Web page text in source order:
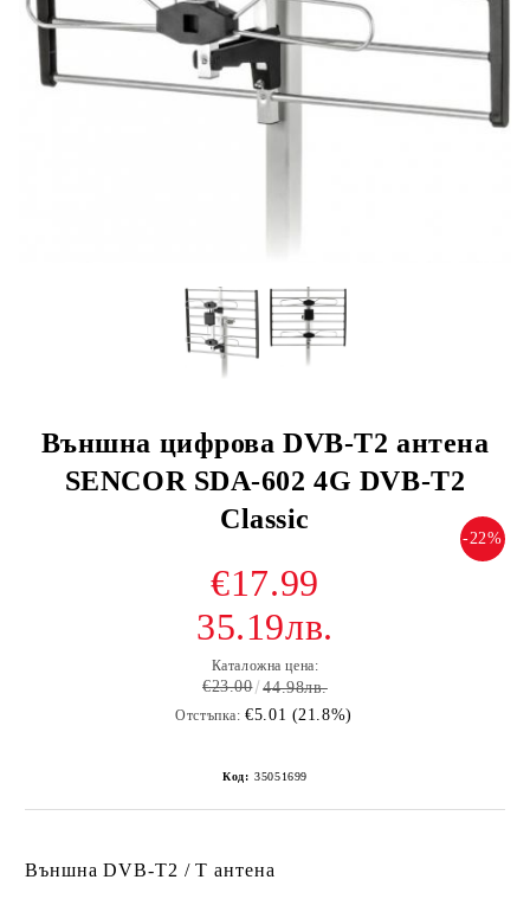
Външна цифрова DVB-T2 антена
SENCOR SDA-602 4G DVB-T2
Classic
-22%
€17.99
35.19лв.
Каталожна цена:
€23.00 44.98лв.
Отстъпка: €5.01 (21.8%)
Код: 35051699
Външна DVB-T2 / T антена